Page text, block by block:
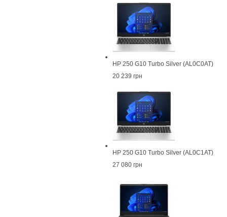
HP 250 G10 Turbo Silver (AL0C0AT)
20 239 грн
HP 250 G10 Turbo Silver (AL0C1AT)
27 080 грн